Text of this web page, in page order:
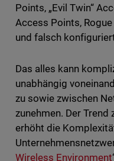
Points, „Evil Twin“
Access Points,
und falsch
Das alles kann
unabhängig
zu sowie zwischen
zunehmen. Der
erhöht die
Wireless Environment